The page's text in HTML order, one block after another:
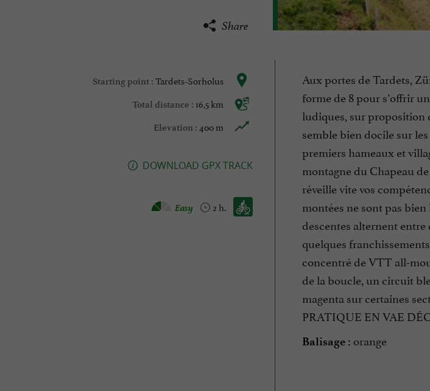
Share
Starting point : Tardets-Sorholus
Total distance : 16,5 km
Elevation : 400 m
DOWNLOAD GPX TRACK
Mountain bike :
2 h.
Easy
Aux portes de Tardets,
forme de 8 pour s’offrir
ludiques, sur proposition
semble bien docile sur
premiers hameaux et
montagne du Chapeau
réveille vite vos
montées ne sont pas
descentes alternent
quelques
concentré de VTT all-
de la boucle, un circuit
magenta sur certaines
PRATIQUE EN VAE
Balisage : orange